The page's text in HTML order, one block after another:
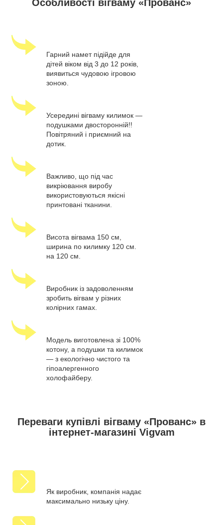
Особливості вігваму «Прованс»
Гарний намет підійде для
дітей віком від 3 до 12 років,
виявиться чудовою ігровою
зоною.
Усередині вігваму килимок —
подушками двосторонній!!
Повітряний і приємний на
дотик.
Важливо, що під час
викріювання виробу
використовуються якісні
принтовані тканини.
Висота вігвама 150 см,
ширина по килимку 120 см.
на 120 см.
Виробник із задоволенням
зробить вігвам у різних
колірних гамах.
Модель виготовлена зі 100%
котону, а подушки та килимок
— з екологічно чистого та
гіпоалергенного
холофайберу.
Переваги купівлі вігваму «Прованс» в
інтернет-магазині Vigvam
Як виробник, компанія надає
максимально низьку ціну.